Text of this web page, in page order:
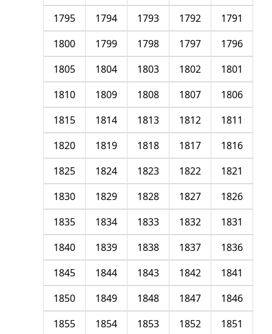
1791
1792
1793
1794
1795
1796
1797
1798
1799
1800
1801
1802
1803
1804
1805
1806
1807
1808
1809
1810
1811
1812
1813
1814
1815
1816
1817
1818
1819
1820
1821
1822
1823
1824
1825
1826
1827
1828
1829
1830
1831
1832
1833
1834
1835
1836
1837
1838
1839
1840
1841
1842
1843
1844
1845
1846
1847
1848
1849
1850
1851
1852
1853
1854
1855